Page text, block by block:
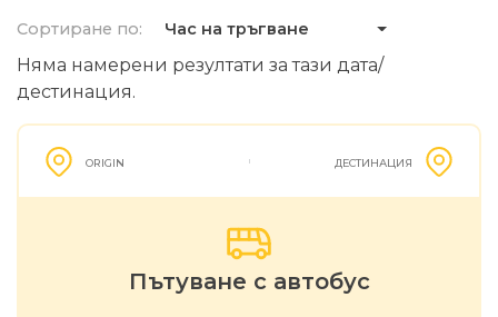
Сортиране по: Час на тръгване
Няма намерени резултати за тази дата/
дестинация.
ORIGIN ДЕСТИНАЦИЯ
Пътуване с автобус